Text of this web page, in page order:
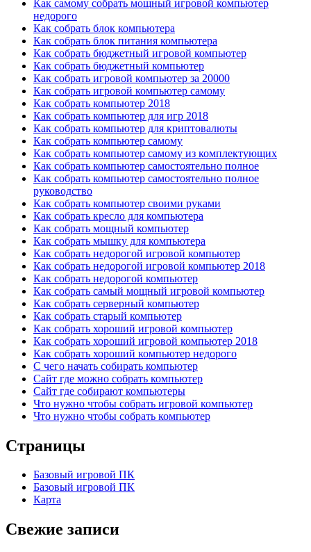
Как самому собрать мощный игровой компьютер
недорого
Как собрать блок компьютера
Как собрать блок питания компьютера
Как собрать бюджетный игровой компьютер
Как собрать бюджетный компьютер
Как собрать игровой компьютер за 20000
Как собрать игровой компьютер самому
Как собрать компьютер 2018
Как собрать компьютер для игр 2018
Как собрать компьютер для криптовалюты
Как собрать компьютер самому
Как собрать компьютер самому из комплектующих
Как собрать компьютер самостоятельно полное
Как собрать компьютер самостоятельно полное
руководство
Как собрать компьютер своими руками
Как собрать кресло для компьютера
Как собрать мощный компьютер
Как собрать мышку для компьютера
Как собрать недорогой игровой компьютер
Как собрать недорогой игровой компьютер 2018
Как собрать недорогой компьютер
Как собрать самый мощный игровой компьютер
Как собрать серверный компьютер
Как собрать старый компьютер
Как собрать хороший игровой компьютер
Как собрать хороший игровой компьютер 2018
Как собрать хороший компьютер недорого
С чего начать собирать компьютер
Сайт где можно собрать компьютер
Сайт где собирают компьютеры
Что нужно чтобы собрать игровой компьютер
Что нужно чтобы собрать компьютер
Страницы
Базовый игровой ПК
Базовый игровой ПК
Карта
Свежие записи